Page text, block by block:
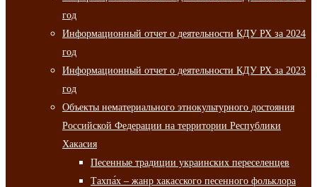
год
Информационный отчет о деятельности КДУ РХ за 2024
год
Информационный отчет о деятельности КДУ РХ за 2023
год
Объекты нематериального этнокультурного достояния
Российской Федерации на территории Республики
Хакасия
Песенные традиции украинских переселенцев
Тахпа́х – жанр хакасского песенного фольклора